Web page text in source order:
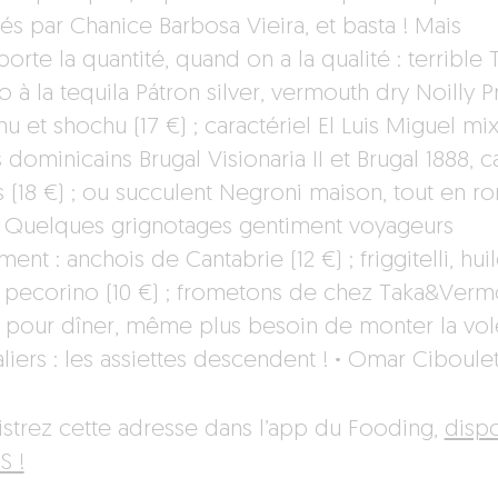
par Chanice Barbosa Vieira, et basta ! Mais
la quantité, quand on a la qualité : terrible
à la tequila Pátron silver, vermouth dry Noilly
et shochu (17 €) ; caractériel El Luis Miguel
dominicains Brugal Visionaria II et Brugal 1888,
(18 €) ; ou succulent Negroni maison, tout en
Quelques grignotages gentiment voyageurs
: anchois de Cantabrie (12 €) ; friggitelli,
pecorino (10 €) ; frometons de chez
pour dîner, même plus besoin de monter la
: les assiettes descendent ! · Omar
cette adresse dans l’app du Fooding,
!